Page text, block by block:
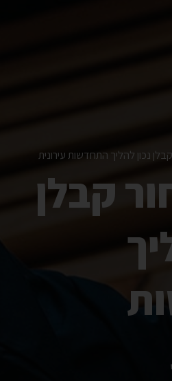
נכון להליך התחדשות עירונית
קבלן